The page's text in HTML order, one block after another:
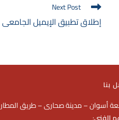
Next Post
إطلاق تطبيق الإيميل الجامعى
بنا
أسوان – مدينة صحارى – طريق المطار